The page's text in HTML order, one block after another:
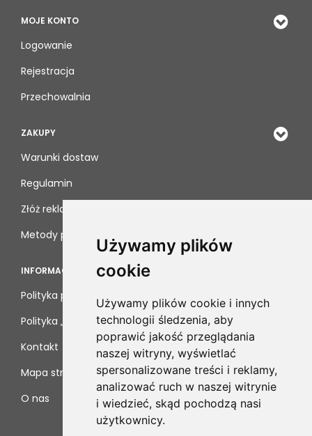
Używamy plików
cookie
Używamy plików cookie i innych
technologii śledzenia, aby
poprawić jakość przeglądania
naszej witryny, wyświetlać
spersonalizowane treści i reklamy,
analizować ruch w naszej witrynie
i wiedzieć, skąd pochodzą nasi
użytkownicy.
MOJE KONTO
Logowanie
Rejestracja
Przechowalnia
ZAKUPY
Warunki dostaw
Regulamin
Złóż reklamację
Metody płatności
INFORMACJE
Polityka prywatności
Polityka „cookies”
Kontakt
Mapa strony
O nas